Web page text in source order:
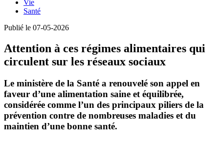
Vie
Santé
Publié le 07-05-2026
Attention à ces régimes alimentaires qui
circulent sur les réseaux sociaux
Le ministère de la Santé a renouvelé son appel en
faveur d’une alimentation saine et équilibrée,
considérée comme l’un des principaux piliers de la
prévention contre de nombreuses maladies et du
maintien d’une bonne santé.